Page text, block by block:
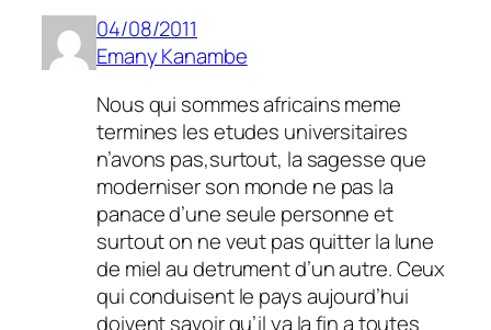
04/08/2011
Emany Kanambe
Nous qui sommes africains meme
termines les etudes universitaires
n’avons pas,surtout, la sagesse que
moderniser son monde ne pas la
panace d’une seule personne et
surtout on ne veut pas quitter la lune
de miel au detrument d’un autre. Ceux
qui conduisent le pays aujourd’hui
doivent savoir qu’il ya la fin a toutes